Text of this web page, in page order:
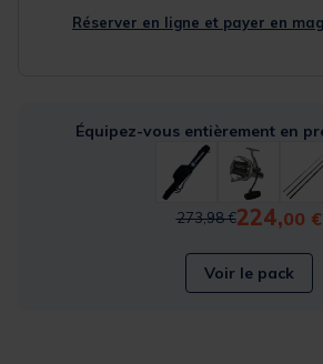
Réserver en ligne et payer en
Équipez-vous entièrement en
Price reduced from
273,98 €to
224,00 €
Voir le pack